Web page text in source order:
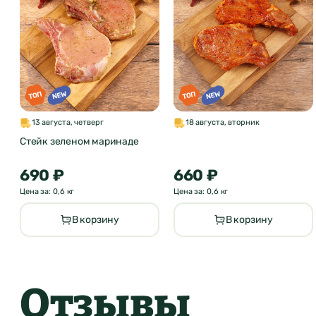
13 августа, четверг
Стейк зеленом маринаде
690 ₽
Цена за: 0,6 кг
В корзину
18 августа, вторник
660 ₽
Цена за: 0,6 кг
В корзину
Отзывы